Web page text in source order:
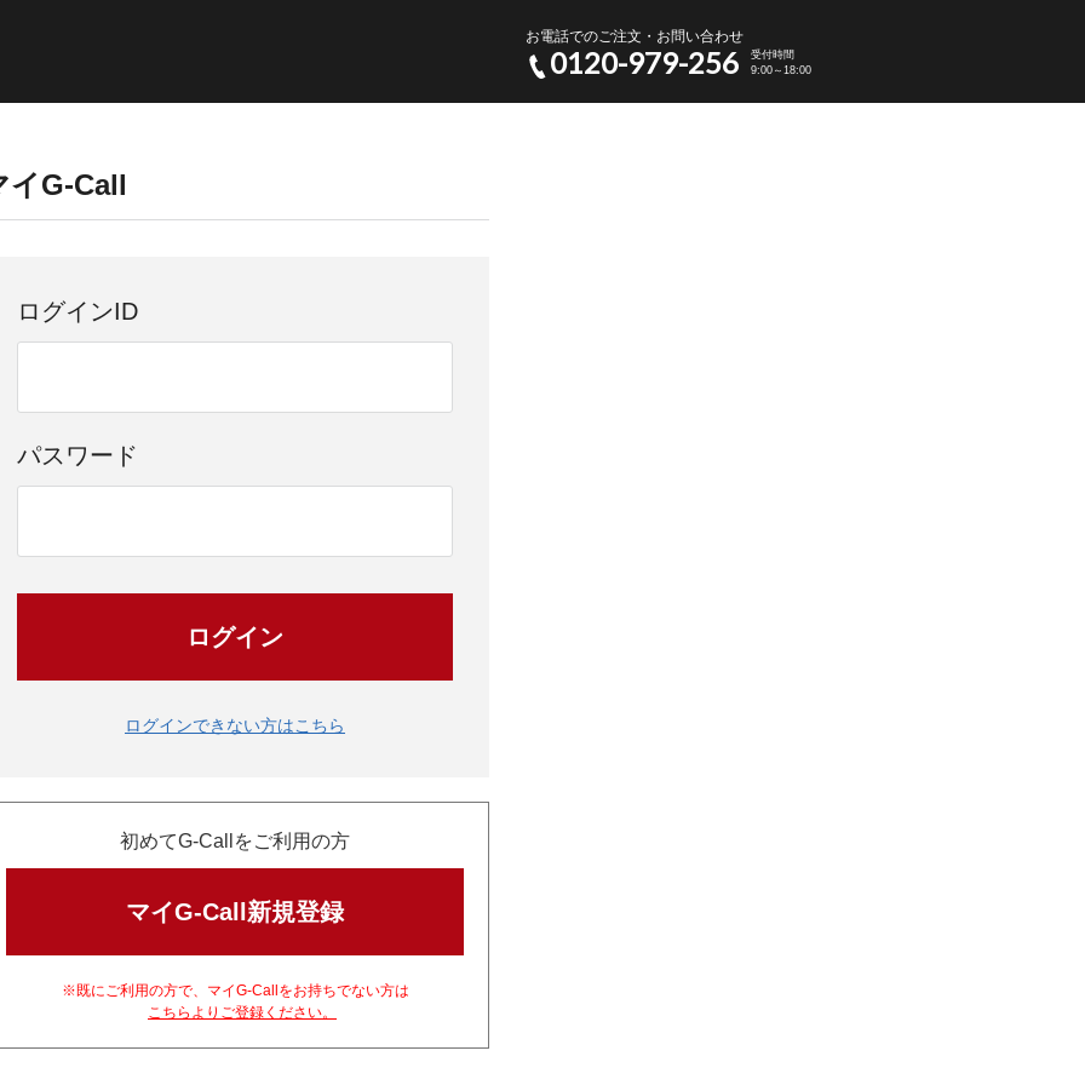
お電話でのご注文・お問い合わせ
0120-979-256
受付時間
9:00～18:00
イG-Call
ログインID
パスワード
ログイン
ログインできない方はこちら
初めてG-Callをご利用の方
マイG-Call新規登録
※既にご利用の方で、マイG-Callをお持ちでない方は
こちらよりご登録ください。